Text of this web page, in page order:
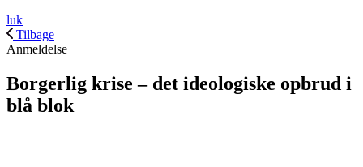
luk
Tilbage
Anmeldelse
Borgerlig krise – det ideologiske opbrud i
blå blok